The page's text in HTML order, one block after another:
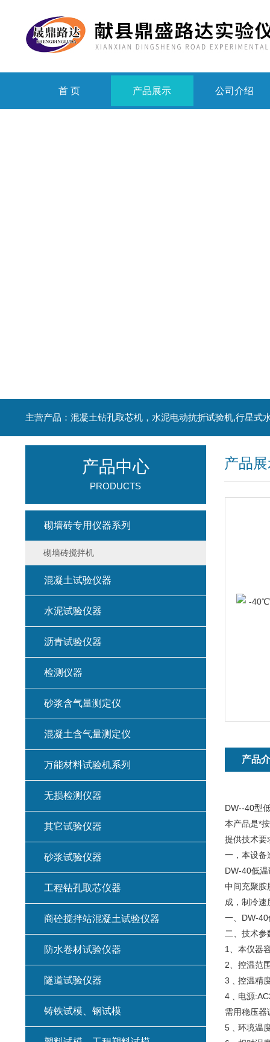
首 页 产品展示 公司介绍
产品
产品
DW--40型
本产品是*
提供技术要
一，本设备
DW-40低
中间充聚胺
成，制冷速
一、DW-
二、技术参
1、本仪器
2、控温
3﹑控温精
4﹑电源
需用稳压器
5﹑环境温
产品中心
PRODUCTS
砌墙砖专用仪器系列
砌墙砖搅拌机
混凝土试验仪器
水泥试验仪器
沥青试验仪器
检测仪器
砂浆含气量测定仪
混凝土含气量测定仪
万能材料试验机系列
无损检测仪器
其它试验仪器
砂浆试验仪器
工程钻孔取芯仪器
商砼搅拌站混凝土试验仪器
防水卷材试验仪器
隧道试验仪器
铸铁试模、钢试模